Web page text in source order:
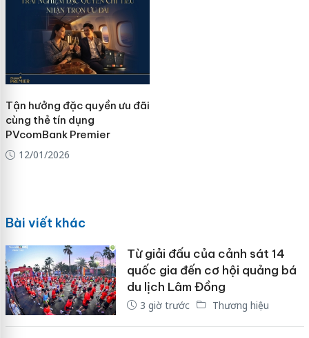
Tận hưởng đặc quyền ưu đãi
cùng thẻ tín dụng
PVcomBank Premier
12/01/2026
Bài viết khác
Từ giải đấu của cảnh sát 14
quốc gia đến cơ hội quảng bá
du lịch Lâm Đồng
3 giờ trước Thương hiệu